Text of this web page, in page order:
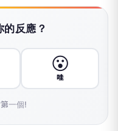
的反應？
😮
哇
一個!